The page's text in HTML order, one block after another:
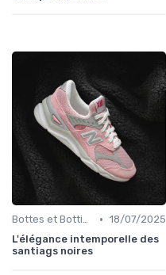
Bottes et Bottines • 18/07/2025
L'élégance intemporelle des
santiags noires